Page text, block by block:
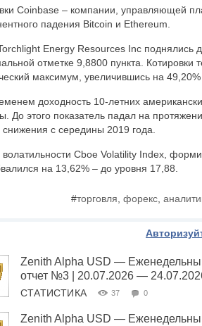
Coinbase – компании, управляющей
падения Bitcoin и Ethereum.
Energy Resources Inc поднялись
отметке 9,8800 пункта.
максимум, увеличившись на 49,20%
доходность 10-летних
До этого показатель падал на
с середины 2019 года.
волатильности Cboe Volatility Index,
на 13,62% – до уровня 17,88.
#торговля форекс
Zenith Alpha USD —
отчет №3 | 20.07.2026 —
СТАТИСТИКА 37 0
Zenith Alpha USD —